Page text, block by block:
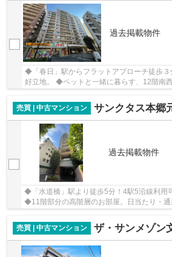
過去掲載物件
◆「春日」駅からフラットアプローチ徒歩
好立地。 ◆ペットと一緒に暮らす、12階南
売買 | 中古マンション
サンクタス本郷
過去掲載物件
◆「水道橋」駅より徒歩5分！4駅5沿線利用
◆11階部分の高階層のお部屋。日当たり・
売買 | 中古マンション
ザ・サンメゾン